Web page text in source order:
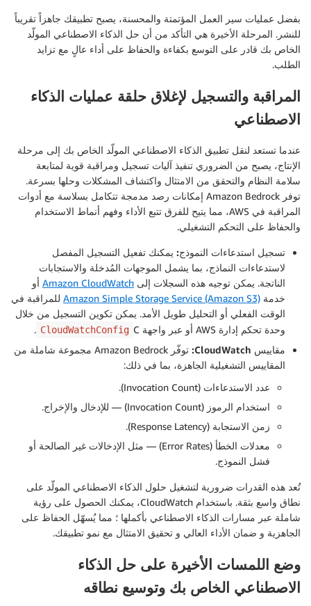
بفضل عمليات سير العمل المؤتمتة والمحسنة، يصبح تطبيقك جاهزاً تقريباً
للنشر. المرحلة الأخيرة هي التأكد من أن حل الذكاء الاصطناعي المولّد
الخاص بك قادر على التوسع بكفاءة والحفاظ على أداء عالٍ مع تزايد
الطلب.
المراقبة والتسجيل لإغلاق حلقة عمليات الذكاء
الاصطناعي
عندما تستعد لنقل تطبيق الذكاء الاصطناعي المولّد الخاص بك إلى مرحلة
الإنتاج، يصبح من الضروري تنفيذ آليات تسجيل ومراقبة قوية لمتابعة
سلامة النظام والتحقق من الامتثال واكتشاف المشكلات وحلها بسرعة.
توفر Amazon Bedrock إمكانات رصد مدمجة تتكامل بسلاسة مع أدوات
المراقبة في AWS، مما يتيح للفرق تتبع الأداء وفهم أنماط الاستخدام
والحفاظ على التحكم التشغيلي.
تسجيل استدعاءات النموذج: يمكنك تفعيل التسجيل المفصل
لاستدعاءات النماذج، بما يشمل الموجهات المُدخلة والاستجابات
الناتجة. يمكن توجيه هذه السجلات إلى Amazon CloudWatch أو
خدمة Amazon Simple Storage Service (Amazon S3) للمراقبة في
الوقت الفعلي أو التحليل طويل الأمد. يمكن تكوين التسجيل من خلال
وحدة تحكم إدارة AWS أو عبر واجهة C
CloudWatchConfig
.
مقاييس CloudWatch:
توفّر Amazon Bedrock مجموعة شاملة من
المقاييس التشغيلية الجاهزة، بما في ذلك:
عدد الاستدعاءات (Invocation Count).
استخدام الرموز (Invocation Count) — للإدخال والإخراج.
زمن الاستجابة (Response Latency).
معدلات الخطأ (Error Rates) — مثل الإدخالات غير الصالحة أو
فشل النموذج.
تُعد هذه القدرات ضرورية لتشغيل حلول الذكاء الاصطناعي المولّد على
نطاق واسع بثقة. باستخدام CloudWatch، يمكنك الحصول على رؤية
شاملة عبر مسارات الذكاء الاصطناعي بأكملها ؛ مما يُسهّل الحفاظ على
الجاهزية و ضمان الأداء العالي و تحقيق الامتثال مع نمو تطبيقك.
وضع اللمسات الأخيرة على حل الذكاء
الاصطناعي الخاص بك وتوسيع نطاقه